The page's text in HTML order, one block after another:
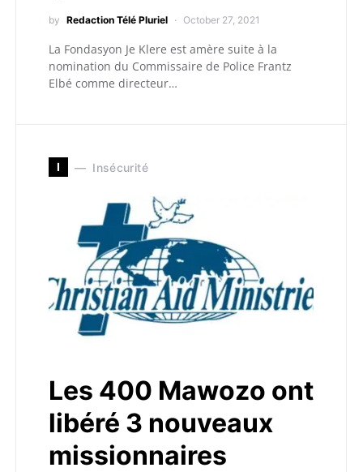
by Redaction Télé Pluriel October 27, 2021
La Fondasyon Je Klere est amère suite à la
nomination du Commissaire de Police Frantz
Elbé comme directeur…
I Insécurité
Les 400 Mawozo ont
libéré 3 nouveaux
missionnaires